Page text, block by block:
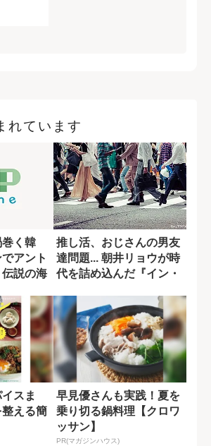
れています
く韓
アント
伝説の海
推し活、おじさんの男友
達問題... 朝井リョウが時
代を詰め込んだ『イン・
スま
える簡
早見優さんも実践！夏を
乗り切る鍋料理【クロワ
ッサン】
PR(マガジンハウス)